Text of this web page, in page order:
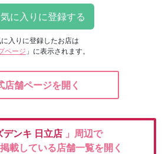
に入りに登録したお店は
ページ 」に表示されます。
店舗ページを開く
デンキ 日立店 」周辺で
載している店舗一覧を開く